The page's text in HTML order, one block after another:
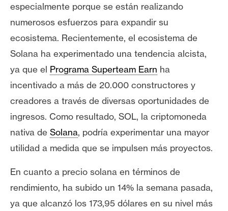
e
P
r
e
n
a
e
m
s
especialmente porque se están realizando
numerosos esfuerzos para expandir su
ecosistema. Recientemente, el ecosistema de
Solana ha experimentado una tendencia alcista,
ya que el Programa Superteam Earn ha
incentivado a más de 20.000 constructores y
creadores a través de diversas oportunidades de
ingresos. Como resultado, SOL, la criptomoneda
nativa de Solana, podría experimentar una mayor
utilidad a medida que se impulsen más proyectos.
En cuanto a precio solana en términos de
rendimiento, ha subido un 14% la semana pasada,
ya que alcanzó los 173,95 dólares en su nivel más